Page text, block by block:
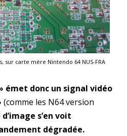
sur carte mère Nintendo 64 NUS-FRA
émet donc un signal vidéo
(comme les N64 version
s’en voit
dégradée.